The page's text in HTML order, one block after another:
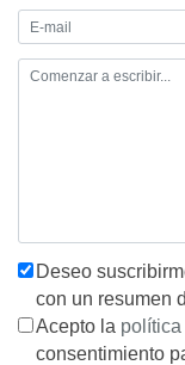
Deseo
con un resumen
Acepto la política
consentimiento